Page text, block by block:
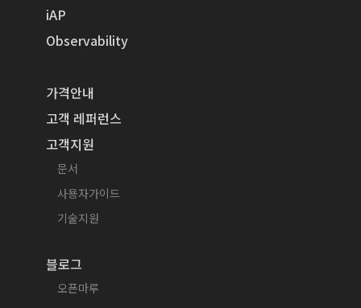
iAP
Observability
가격안내
고객 레퍼런스
고객지원
문서
사용자가이드
기술지원
블로그
오픈마루